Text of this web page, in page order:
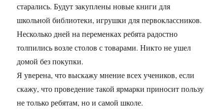
старались. Будут закуплены новые книги для
школьной библиотеки, игрушки для первоклассников.
Несколько дней на переменках ребята радостно
толпились возле столов с товарами. Никто не ушел
домой без покупки.
Я уверена, что выскажу мнение всех учеников, если
скажу, что проведение такой ярмарки приносит пользу
не только ребятам, но и самой школе.